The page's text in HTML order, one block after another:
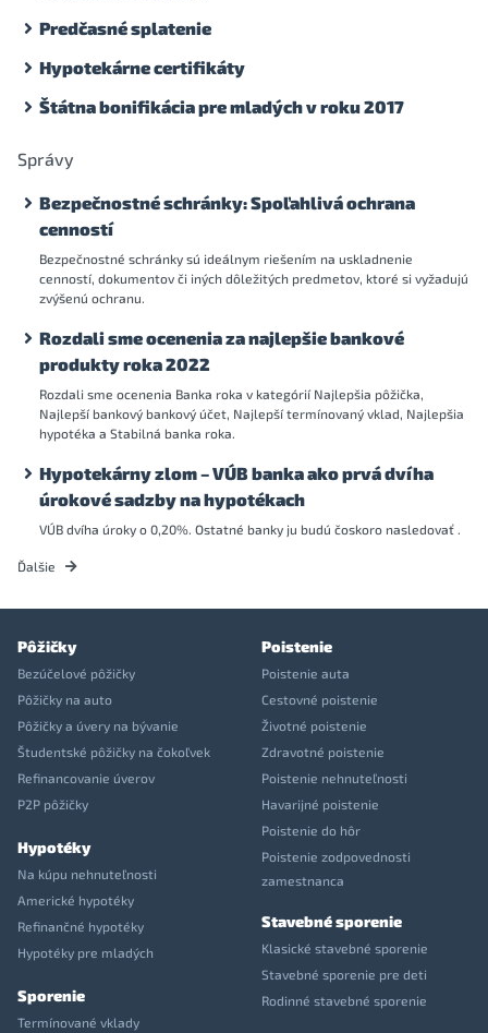
Predčasné splatenie
Hypotekárne certifikáty
Štátna bonifikácia pre mladých v roku 2017
Správy
Bezpečnostné schránky: Spoľahlivá ochrana
cenností
Bezpečnostné schránky sú ideálnym riešením na uskladnenie
cenností, dokumentov či iných dôležitých predmetov, ktoré si vyžadujú
zvýšenú ochranu.
Rozdali sme ocenenia za najlepšie bankové
produkty roka 2022
Rozdali sme ocenenia Banka roka v kategórií Najlepšia pôžička,
Najlepší bankový bankový účet, Najlepší termínovaný vklad, Najlepšia
hypotéka a Stabilná banka roka.
Hypotekárny zlom – VÚB banka ako prvá dvíha
úrokové sadzby na hypotékach
VÚB dvíha úroky o 0,20%. Ostatné banky ju budú čoskoro nasledovať .
Ďalšie
Pôžičky
Bezúčelové pôžičky
Pôžičky na auto
Pôžičky a úvery na bývanie
Študentské pôžičky na čokoľvek
Refinancovanie úverov
P2P pôžičky
Hypotéky
Na kúpu nehnuteľnosti
Americké hypotéky
Refinančné hypotéky
Hypotéky pre mladých
Sporenie
Termínované vklady
Poistenie
Poistenie auta
Cestovné poistenie
Životné poistenie
Zdravotné poistenie
Poistenie nehnuteľnosti
Havarijné poistenie
Poistenie do hôr
Poistenie zodpovednosti
zamestnanca
Stavebné sporenie
Klasické stavebné sporenie
Stavebné sporenie pre deti
Rodinné stavebné sporenie